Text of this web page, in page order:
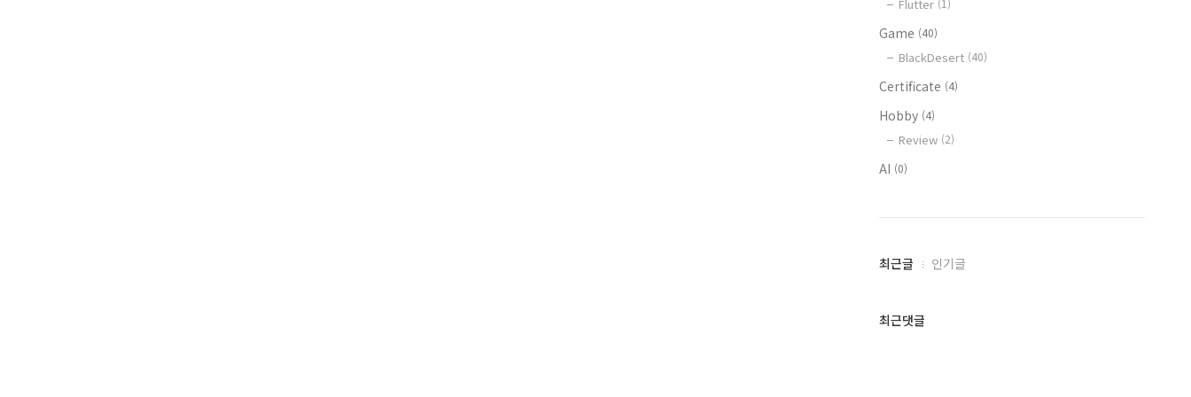
Flutter (1)
Game (40)
BlackDesert (40)
Certificate (4)
Hobby (4)
Review (2)
AI (0)
최
과
최근글 인기글
최근댓글